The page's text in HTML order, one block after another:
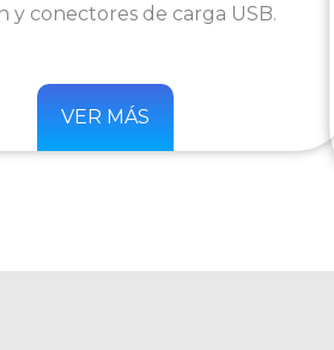
y conectores de carga USB.
VER MÁS